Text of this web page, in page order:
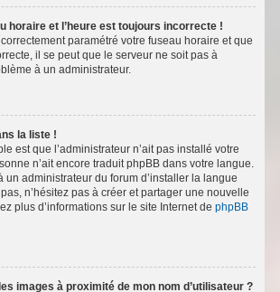
horaire et l’heure est toujours incorrecte !
paramétré votre fuseau horaire et que
il se peut que le serveur ne soit pas à
à un administrateur.
la liste !
est que l’administrateur n’ait pas installé votre
n’ait encore traduit phpBB dans votre langue.
un administrateur du forum d’installer la langue
n’hésitez pas à créer et partager une nouvelle
plus d’informations sur le site Internet de phpBB
images à proximité de mon nom d’utilisateur ?